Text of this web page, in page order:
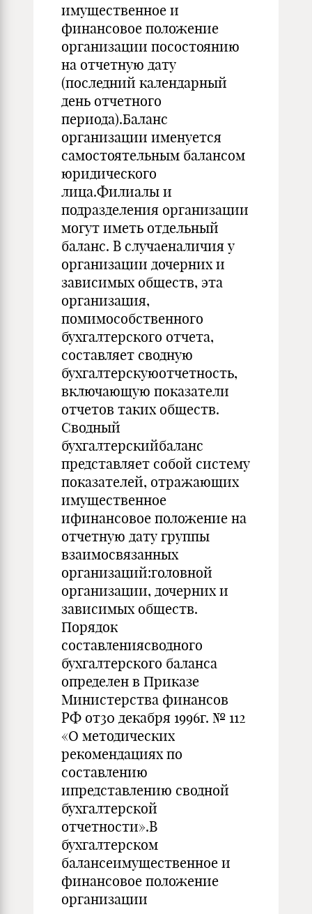
имущественное и
финансовое положение
организации посостоянию
на отчетную дату
(последний календарный
день отчетного
периода).Баланс
организации именуется
самостоятельным балансом
юридического
лица.Филиалы и
подразделения организации
могут иметь отдельный
баланс. В случаеналичия у
организации дочерних и
зависимых обществ, эта
организация,
помимособственного
бухгалтерского отчета,
составляет сводную
бухгалтерскуюотчетность,
включающую показатели
отчетов таких обществ.
Сводный
бухгалтерскийбаланс
представляет собой систему
показателей, отражающих
имущественное
ифинансовое положение на
отчетную дату группы
взаимосвязанных
организаций:головной
организации, дочерних и
зависимых обществ.
Порядок
составлениясводного
бухгалтерского баланса
определен в Приказе
Министерства финансов
РФ от30 декабря 1996г. № 112
«О методических
рекомендациях по
составлению
ипредставлению сводной
бухгалтерской
отчетности».В
бухгалтерском
балансеимущественное и
финансовое положение
организации